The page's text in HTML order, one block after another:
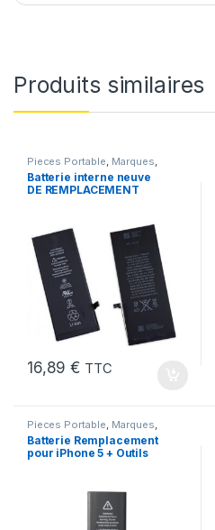
Produits similaires
Pieces Portable Marques
Apple iPhone 6s Batteries et
chargeurs,Batteries,Batteries
Apple
Batterie interne neuve
DE REMPLACEMENT
16,89€ TTC
Pieces Portable Marques
Apple iPhone 5 , Batteries et
chargeurs,Batteries Apple
Batterie Remplacement
pour iPhone 5 + Outils